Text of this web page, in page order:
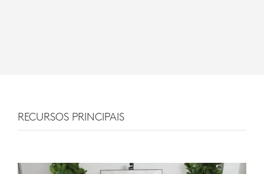
RECURSOS PRINCIPAIS